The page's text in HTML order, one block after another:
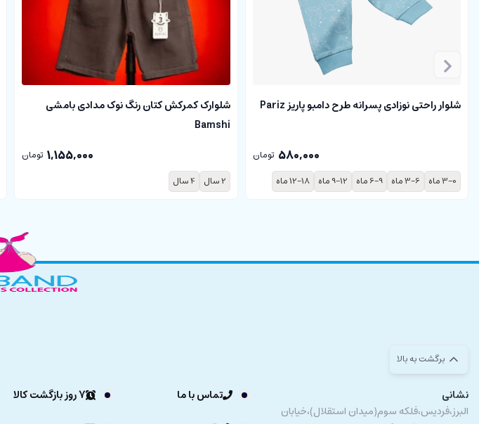
شلوار راحتی نوزادی پسرانه طرح دامبو پاریز Pariz
580,000 تومان
3-0 ماه
3-6 ماه 6-9 ماه 9-12 ماه 12-18 ماه
شلوارک کمرکش کتان رنگ نوک مدادی بامشی
Bamshi
1,155,000 تومان
2 سال
4 سال
برگشت به بالا
نشانی
البرز،فردیس،فلکه سوم(میدان استقلال)،خیابان
تماس با ما 7 روز بازگشت کالا